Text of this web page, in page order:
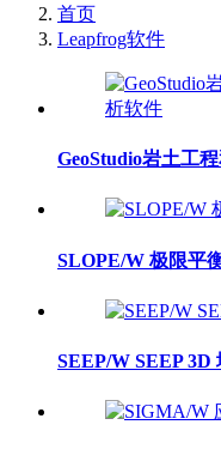
首页
Leapfrog软件
GeoStudio岩土工
SLOPE/W 极限平
SEEP/W SEEP 3D